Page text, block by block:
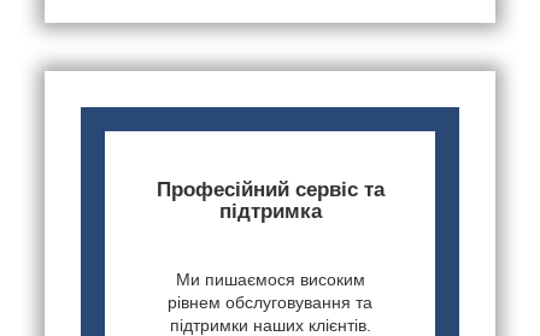
Професійний сервіс та
підтримка
Ми пишаємося високим
рівнем обслуговування та
підтримки наших клієнтів.